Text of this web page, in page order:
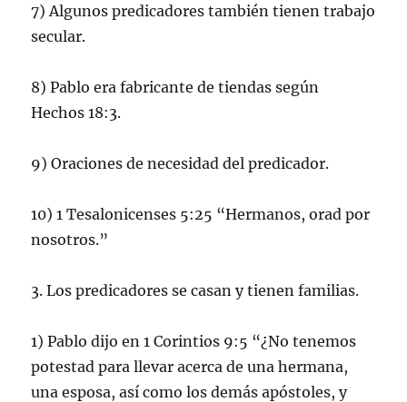
7) Algunos predicadores también tienen trabajo
secular.
8) Pablo era fabricante de tiendas según
Hechos 18:3.
9) Oraciones de necesidad del predicador.
10) 1 Tesalonicenses 5:25 “Hermanos, orad por
nosotros.”
3. Los predicadores se casan y tienen familias.
1) Pablo dijo en 1 Corintios 9:5 “¿No tenemos
potestad para llevar acerca de una hermana,
una esposa, así como los demás apóstoles, y